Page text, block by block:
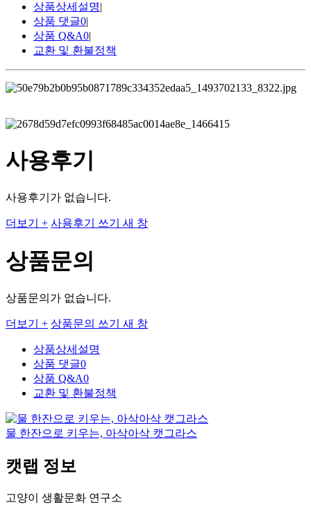
상품상세설명|
상품 댓글0|
상품 Q&A0|
교환 및 환불정책
사용후기
사용후기가 없습니다.
더보기 + 사용후기 쓰기 새 창
상품문의
상품문의가 없습니다.
더보기 + 상품문의 쓰기 새 창
상품상세설명
상품 댓글0
상품 Q&A0
교환 및 환불정책
물 한잔으로 키우는, 아삭아삭 캣그라스
캣랩 정보
고양이 생활문화 연구소